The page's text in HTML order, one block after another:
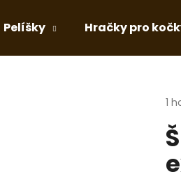
Pelíšky Hračky pro
je
z
1